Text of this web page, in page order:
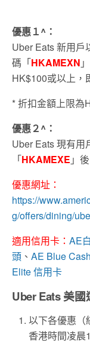
優惠１^：
Uber Eats 新用戶
碼「HKAMEXN
HK$100或以上，
* 折扣金額上限為
優惠２^：
Uber Eats 現有用
「HKAMEXE 」
優惠網址：
https://
g/offers/dining/
適用信用卡： AE
頭 、 AE Blue
Elite 信用卡
Uber Eats 美國
以下各優惠（
香港時間凌晨